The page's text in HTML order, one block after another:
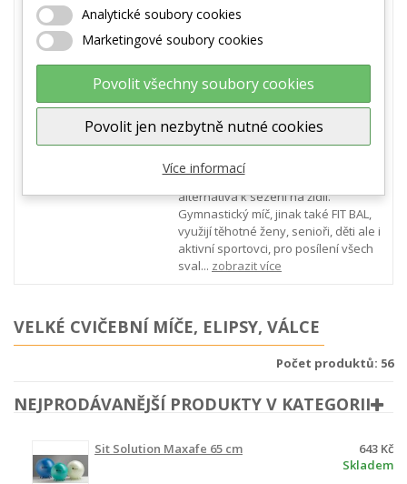
VELKÉ CVIČEBNÍ
MÍČE, ELIPSY,
VÁLCE
V kategorii GYMNASTICKÉ MÍČE,
ELIPSY, VÁLCE nabízíme velké
gymnastické balóny, velmi oblíbenou
cvičební pomůcku s prověřenou
účinností. Gymnastikball je používán
pro cvičení, rehabilitaci i jako
alternativa k sezení na židli.
Gymnastický míč, jinak také FIT BAL,
využijí těhotné ženy, senioři, děti ale i
aktivní sportovci, pro posílení všech
sval... zobrazit více
VELKÉ CVIČEBNÍ MÍČE, ELIPSY, VÁLCE
Počet produktů: 56
NEJPRODÁVANĚJŠÍ PRODUKTY V KATEGORII
Sit Solution Maxafe 65 cm
643 Kč
Skladem
Analytické soubory cookies
Marketingové soubory cookies
Povolit všechny soubory cookies
Povolit jen nezbytně nutné cookies
Více informací